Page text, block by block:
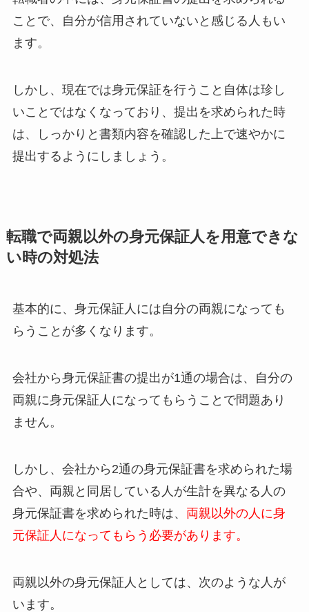
ことで、自分が信用されていないと感じる人もい
ます。
しかし、現在では身元保証を行うこと自体は珍し
いことではなくなっており、提出を求められた時
は、しっかりと書類内容を確認した上で速やかに
提出するようにしましょう。
転職で両親以外の身元保証人を用意できな
い時の対処法
基本的に、身元保証人には自分の両親になっても
らうことが多くなります。
会社から身元保証書の提出が1通の場合は、自分の
両親に身元保証人になってもらうことで問題あり
ません。
しかし、会社から 2通の身元保証書を求められた場
合や、両親と同居している人が生計を異なる人の
身元保証書を求められた時は、 両親以外の人に身
元保証人になってもらう必要があります。
両親以外の身元保証人としては、次のような人が
います。